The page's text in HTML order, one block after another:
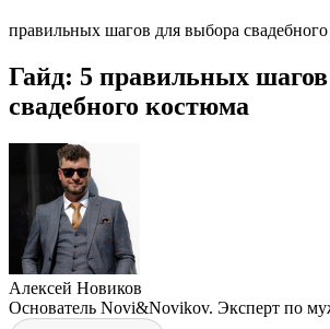
правильных шагов для выбора
Гайд: 5 правильных
свадебного костюма
Алексей Новиков
Основатель Novi&Novikov. Эксперт по